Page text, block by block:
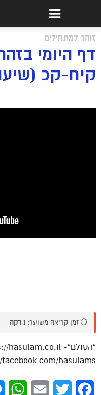
זוהר למתחילים
דף היומי
קיח-קכ
⏱️ זמן קריאה משוער: 1 דקה
hasulams
Facebook
Twitter
Email